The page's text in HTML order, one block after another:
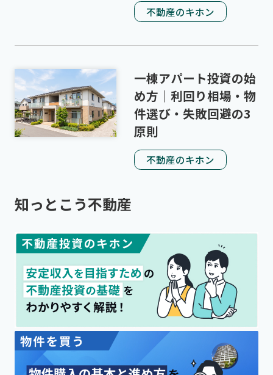
不動産のキホン
一棟アパート投資の始
め方｜利回り相場・物
件選び・失敗回避の3
原則
不動産のキホン
知っとこう不動産